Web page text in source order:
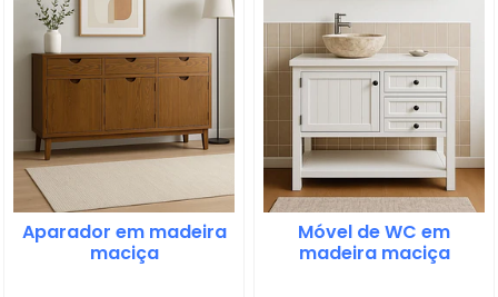
Aparador em madeira
maciça
Móvel de WC em
madeira maciça